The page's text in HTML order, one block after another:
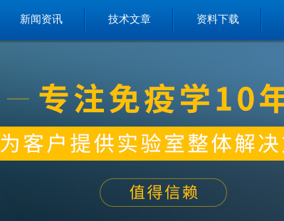
新闻资讯 技术文章 资料下载